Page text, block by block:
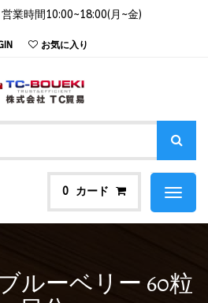
業時間10:00~18:00(月~金)
お気に入り
0 カード
Toggle
ルーベリー 60粒